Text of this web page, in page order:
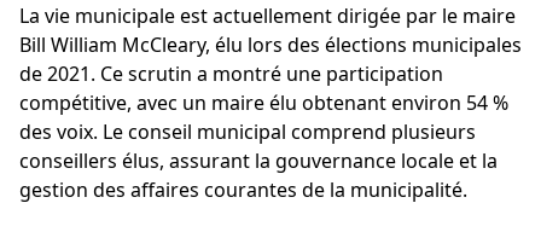
La vie municipale est actuellement dirigée par le maire
Bill William McCleary, élu lors des élections municipales
de 2021. Ce scrutin a montré une participation
compétitive, avec un maire élu obtenant environ 54 %
des voix. Le conseil municipal comprend plusieurs
conseillers élus, assurant la gouvernance locale et la
gestion des affaires courantes de la municipalité.